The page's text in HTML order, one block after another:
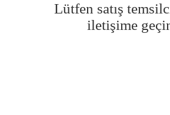
Lütfen satış
iletişime